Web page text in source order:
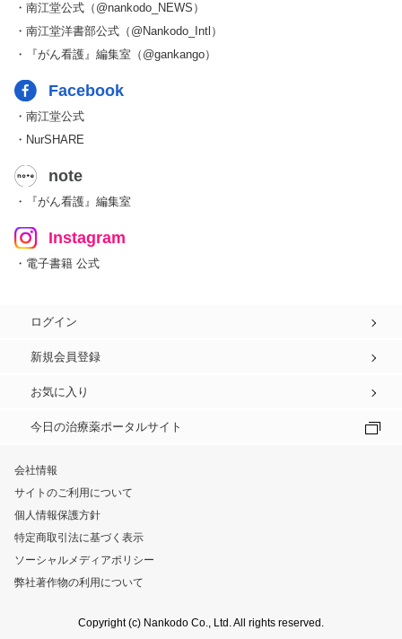
・南江堂公式（@nankodo_NEWS）
・南江堂洋書部公式（@Nankodo_Intl）
・『がん看護』編集室（@gankango）
Facebook
・南江堂公式
・NurSHARE
note
・『がん看護』編集室
Instagram
・電子書籍 公式
ログイン
新規会員登録
お気に入り
今日の治療薬ポータルサイト
会社情報
サイトのご利用について
個人情報保護方針
特定商取引法に基づく表示
ソーシャルメディアポリシー
弊社著作物の利用について
Copyright (c) Nankodo Co., Ltd. All rights reserved.